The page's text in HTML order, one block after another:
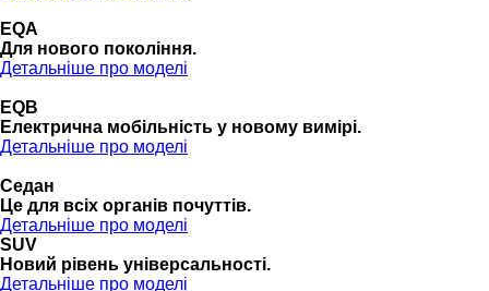
EQA
Для нового покоління.
Детальніше про моделі
EQB
Електрична мобільність у новому вимірі.
Детальніше про моделі
Седан
Це для всіх органів почуттів.
Детальніше про моделі
SUV
Новий рівень універсальності.
Детальніше про моделі